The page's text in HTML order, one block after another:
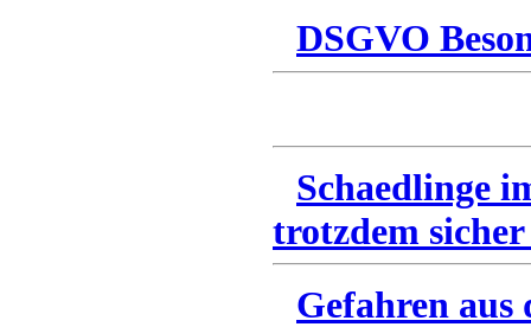
DSGVO
Schaedlinge
trotzdem
Gefahren